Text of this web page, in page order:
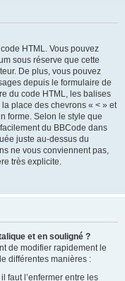
HTML. Vous pouvez
sous réserve que cette
De plus, vous pouvez
depuis le formulaire de
du code HTML, les balises
place des chevrons « < » et
forme. Selon le style que
du BBCode dans
juste au-dessus du
ne vous conviennent pas,
très explicite.
et en souligné ?
de modifier rapidement le
différentes manières :
faut l’enfermer entre les